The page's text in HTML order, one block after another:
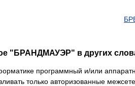
"БРАНДМАУЭР" в других
программный и/или
только авторизованные